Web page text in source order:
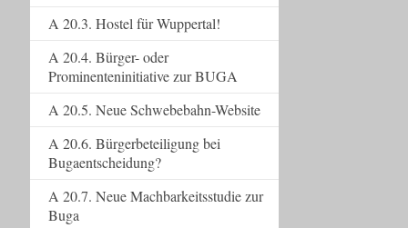
A 20.3. Hostel für Wuppertal!
A 20.4. Bürger- oder
Prominenteninitiative zur BUGA
A 20.5. Neue Schwebebahn-Website
A 20.6. Bürgerbeteiligung bei
Bugaentscheidung?
A 20.7. Neue Machbarkeitsstudie zur
Buga